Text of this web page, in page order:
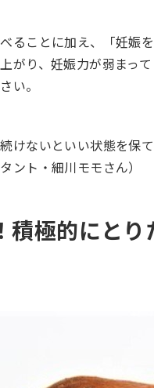
ることに加え、「妊娠
がり、妊娠力が弱まっ
い。
けないといい状態を保
ント・細川モモさん）
積極的にと